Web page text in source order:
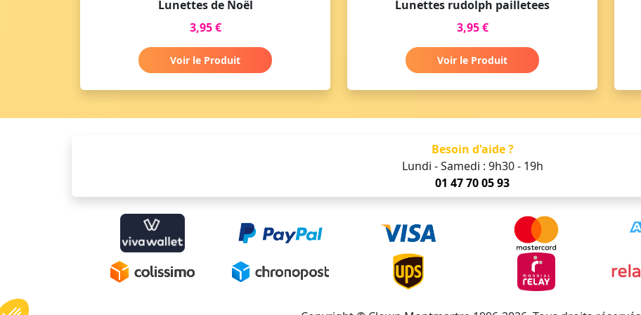
Lunettes de Noël
3,95 €
Voir le Produit
Lunettes rudolph pailletees
3,95 €
Voir le Produit
Besoin d'aide ?
Lundi - Samedi : 9h30 - 19h
01 47 70 05 93